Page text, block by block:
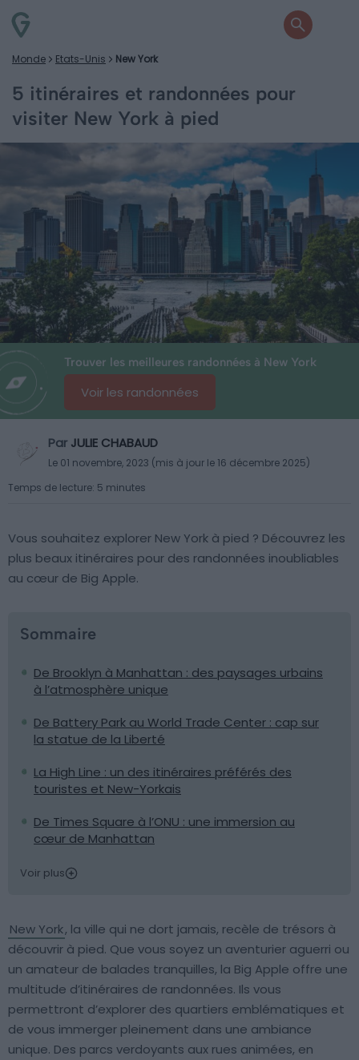
Monde Etats-Unis New York
5 itinéraires et randonnées pour
visiter New York à pied
Trouver les meilleures randonnées à New York
Voir les randonnées
Par JULIE CHABAUD
Le 01 novembre, 2023 (mis à jour le 16 décembre 2025)
Temps de lecture: 5 minutes
Vous souhaitez explorer New York à pied ? Découvrez les
plus beaux itinéraires pour des randonnées inoubliables
au cœur de Big Apple.
Sommaire
De Brooklyn à Manhattan : des paysages urbains
à l’atmosphère unique
De Battery Park au World Trade Center : cap sur
la statue de la Liberté
La High Line : un des itinéraires préférés des
touristes et New-Yorkais
De Times Square à l’ONU : une immersion au
cœur de Manhattan
Voir plus
New York, la ville qui ne dort jamais, recèle de trésors à
découvrir à pied. Que vous soyez un aventurier aguerri ou
un amateur de balades tranquilles, la Big Apple offre une
multitude d’itinéraires de randonnées. Ils vous
permettront d’explorer des quartiers emblématiques et
de vous immerger pleinement dans une ambiance
unique. Des parcs verdoyants aux rues animées, en